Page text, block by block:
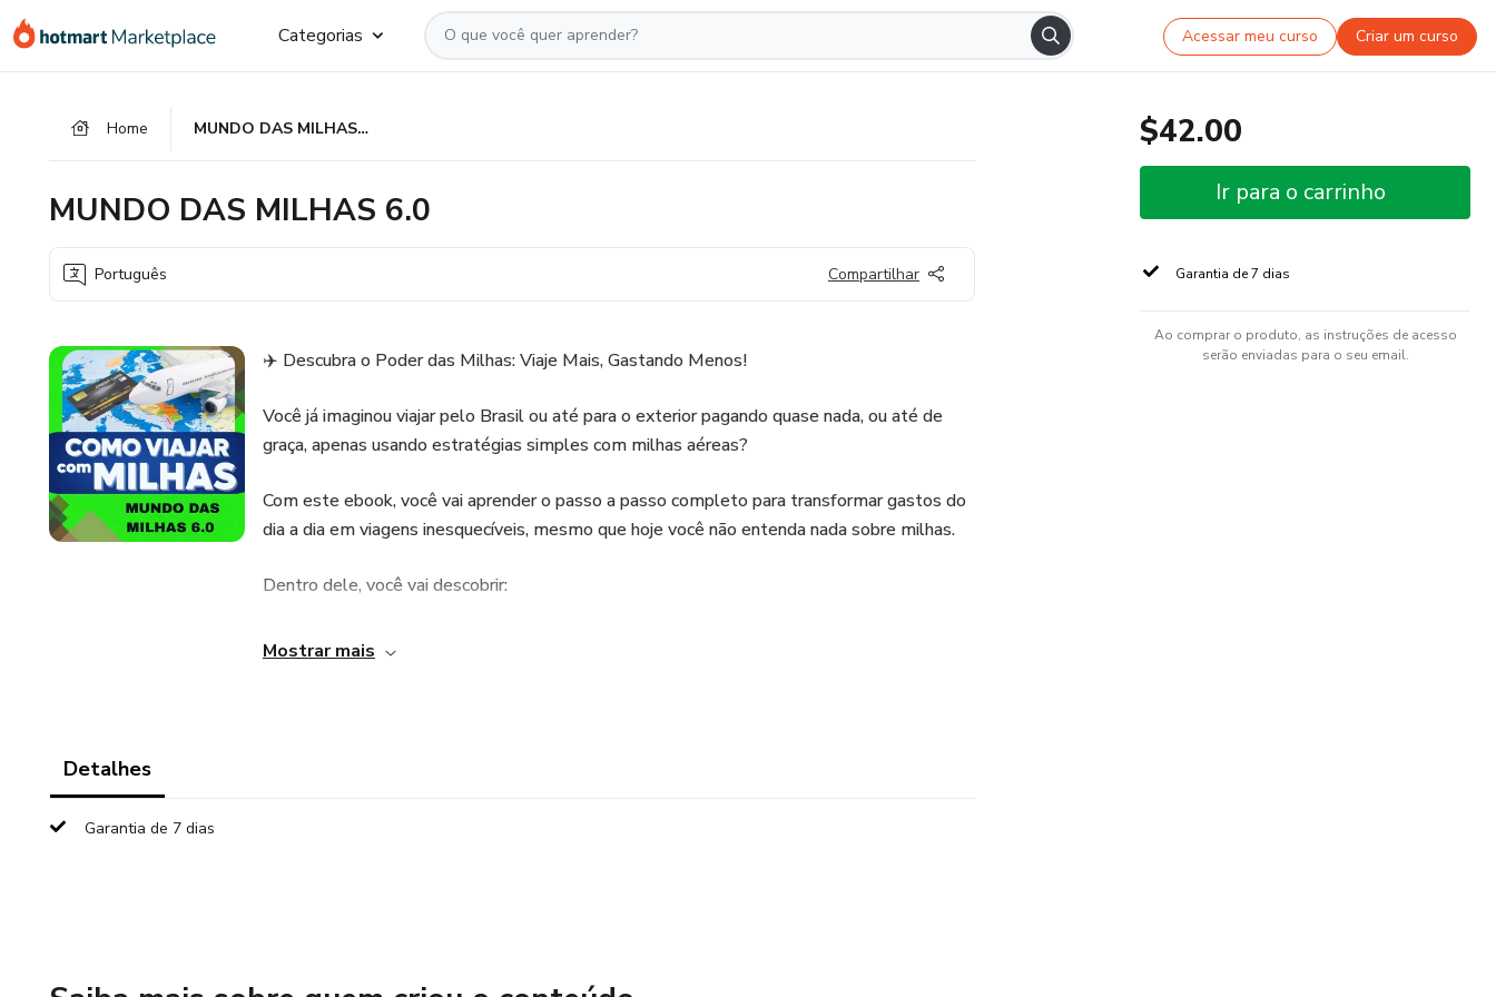
para
para
para
Categorias Acessar meu curso Criar um curso
Home MUNDO DAS MILHAS 6.0
MUNDO DAS MILHAS 6.0
Português Compartilhar
✈️ Descubra o Poder das Milhas: Viaje Mais, Gastando Menos!
Você já imaginou viajar pelo Brasil ou até para o exterior pagando quase nada, ou até de
graça, apenas usando estratégias simples com milhas aéreas?
Com este ebook, você vai aprender o passo a passo completo para transformar gastos do
dia a dia em viagens inesquecíveis, mesmo que hoje você não entenda nada sobre milhas.
Dentro dele, você vai descobrir:
✔ Como acumular milhas de forma rápida e inteligente
Mostrar mais
Detalhes
Garantia de 7 dias
$42.00
Ir para o carrinho
Garantia de 7 dias
Ao comprar o produto, as instruções de acesso
serão enviadas para o seu email.